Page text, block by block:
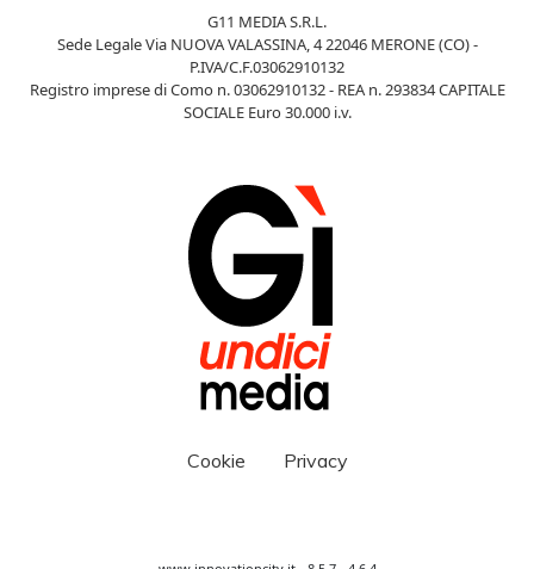
G11 MEDIA S.R.L.
Sede Legale Via NUOVA VALASSINA, 4 22046 MERONE (CO) -
P.IVA/C.F.03062910132
Registro imprese di Como n. 03062910132 - REA n. 293834 CAPITALE
SOCIALE Euro 30.000 i.v.
Cookie Privacy